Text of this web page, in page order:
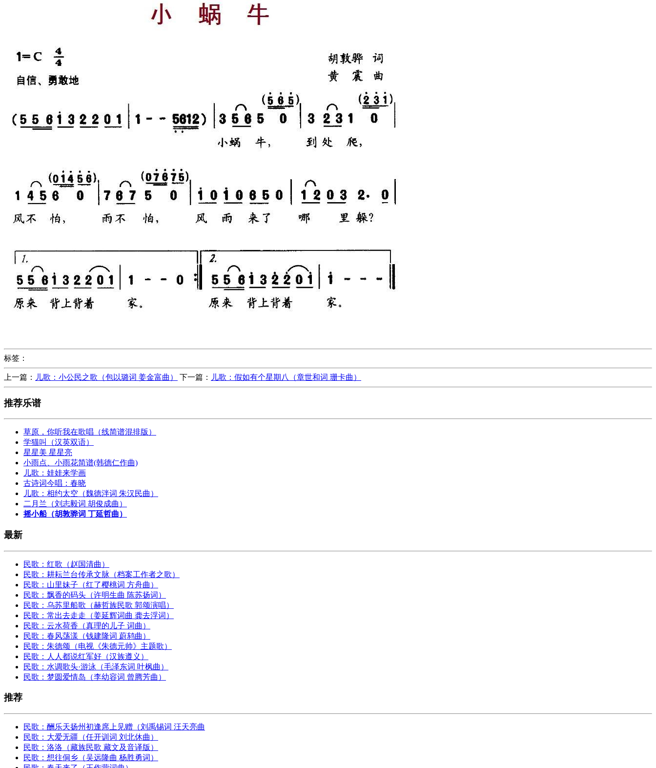
标签：
上一篇： 儿歌：小公民之歌（包以璐词 姜金富曲） 下一篇： 儿歌：假如有个星期八（章世和词 珊卡曲）
推荐乐谱
草原，你听我在歌唱（线简谱混排版）
学猫叫（汉英双语）
星星美 星星亮
小雨点、小雨花简谱(韩德仁作曲)
儿歌：娃娃来学画
古诗词今唱：春晓
儿歌：相约太空（魏德泮词 朱汉民曲）
二月兰（刘志毅词 胡俊成曲）
摇小船（胡敦骅词 丁延哲曲）
最新
民歌：红歌（赵国清曲）
民歌：耕耘兰台传承文脉（档案工作者之歌）
民歌：山里妹子（红了樱桃词 方舟曲）
民歌：飘香的码头（许明生曲 陈苏扬词）
民歌：乌苏里船歌（赫哲族民歌 郭颂演唱）
民歌：常出去走走（姜延辉词曲 龚去浮词）
民歌：云水荷香（真理的儿子 词曲）
民歌：春风荡漾（钱建隆词 蔚鸫曲）
民歌：朱德颂（电视《朱德元帅》主题歌）
民歌：人人都说红军好（汉族遵义）
民歌：水调歌头·游泳（毛泽东词 叶枫曲）
民歌：梦圆爱情岛（李幼容词 曾腾芳曲）
推荐
民歌：酬乐天扬州初逢席上见赠（刘禹锡词 汪天亮曲
民歌：大爱无疆（任开训词 刘北休曲）
民歌：洛洛（藏族民歌 藏文及音译版）
民歌：想往侗乡（吴远隆曲 杨胜勇词）